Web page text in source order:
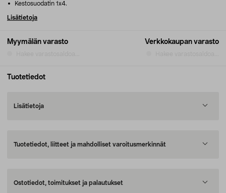
Myymälän varasto Verkkokaupan varasto
Kestosuodatin 1x4.
Lisätietoja
Tuotetiedot
Lisätietoja
Tuotetiedot, liitteet ja mahdolliset varoitusmerkinnät
Ostotiedot, toimitukset ja palautukset